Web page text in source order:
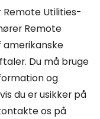
Remote Utilities-
Remote
amerikanske
Du må bruge
og
du er usikker på
os på